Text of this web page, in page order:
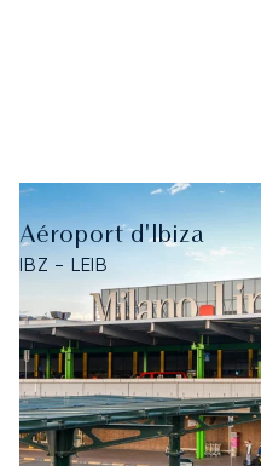
Aéroport d'Ibiza
IBZ - LEIB